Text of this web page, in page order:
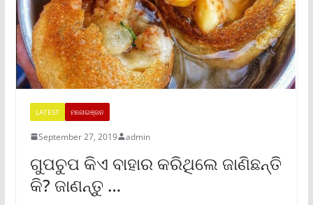
LATEST ମନୋରଞ୍ଜନ
September 27, 2019 admin
ଗୁପଚୁପ କିଏ ବାହାର କରିଥିଲେ ଜାଣିଛନ୍ତି
କି? ଜାଣନ୍ତୁ …